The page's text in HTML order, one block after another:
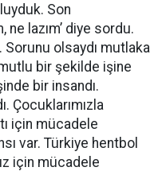
Son
ne lazım’ diye sordu.
olsaydı mutlaka
bir şekilde işine
bir insandı.
Çocuklarımızla
için mücadele
var. Türkiye hentbol
için mücadele